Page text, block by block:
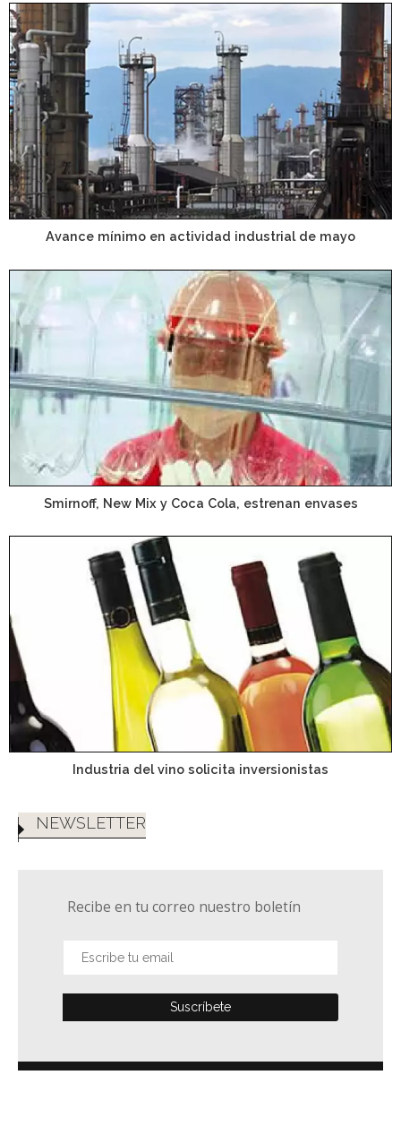
Avance mínimo en actividad industrial de mayo
Smirnoff, New Mix y Coca Cola, estrenan envases
Industria del vino solicita inversionistas
NEWSLETTER
Recibe en tu correo nuestro boletín